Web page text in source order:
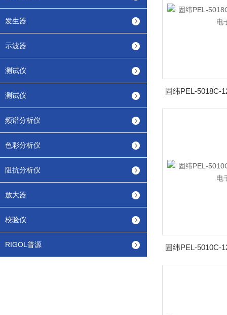
发生器
示波器
测试仪
测试仪
频谱分析仪
色彩分析仪
阻抗分析仪
放大器
校验仪
RIGOL普源